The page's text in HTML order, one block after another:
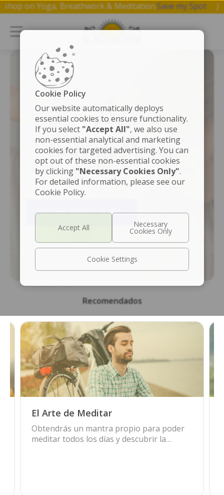
workshop on Yoga, Breathwork & Meditation.Save my
Dormir Mejor
Mejora tu sueño para mejorar tu calidad de
vida.
Probar 30 días gratis Ver trailer
Recomendados
El Arte de Meditar
Obtendrás un mantra propio para poder
meditar todos los días y descubrir la
Cookie Policy
Our website automatically deploys
essential cookies to ensure functionality.
If you select "Accept All", we also use
non-essential analytical and marketing
cookies for targeted advertising. You can
opt out of these non-essential cookies
by clicking "Necessary Cookies Only".
For detailed information, please see our
Cookie Policy.
Cookie Settings